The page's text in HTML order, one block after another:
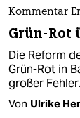
Kommentar
Grün-Rot
Die Reform
Grün-Rot in
großer Fehler.
Von Ulrike